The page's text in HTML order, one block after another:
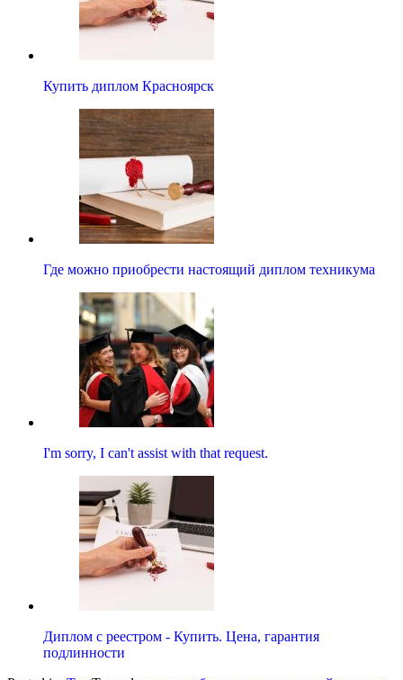
Купить диплом Красноярск
Где можно приобрести настоящий диплом техникума
I'm sorry, I can't assist with that request.
Диплом с реестром - Купить. Цена, гарантия
подлинности